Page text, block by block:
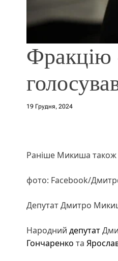
Фракцію
19 Грудня, 2024
Раніше Микиша також
фото: Facebook/
Депутат Дмитро
Народний депутат
Гончаренко та